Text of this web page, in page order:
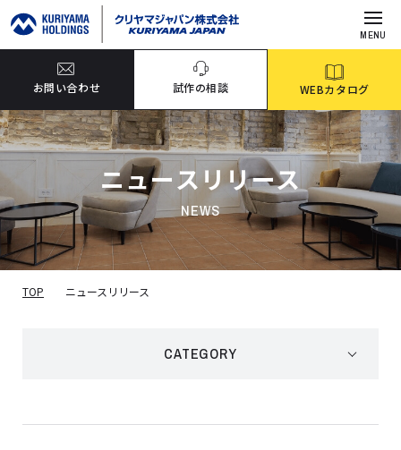
MENU
お問い合わせ 試作の相談 WEBカタログ
ニュースリリース
NEWS
TOP ニュースリリース
CATEGORY